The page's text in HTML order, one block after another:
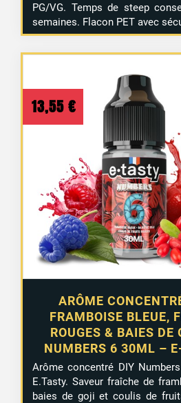
PG/VG. Temps de steep
semaines. Flacon PET avec
ARÔME
FRAMBOISE BLEUE,
ROUGES & BAIES DE
NUMBERS 6 30ML –
13,55 €
Arôme concentré DIY
E.Tasty. Saveur fraîche de
baies de goji et coulis de